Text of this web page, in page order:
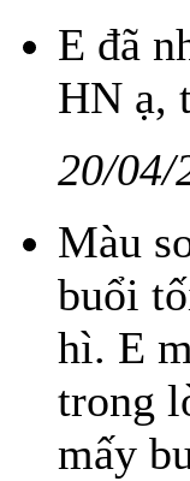
E đã
HN ạ,
20/04/
Màu
buổi
hì. E
trong
mấy